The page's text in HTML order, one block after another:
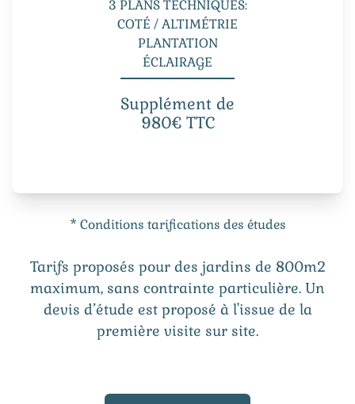
3 PLANS TECHNIQUES:
COTÉ / ALTIMÉTRIE
PLANTATION
ÉCLAIRAGE
Supplément de
980€ TTC
* Conditions tarifications des études
Tarifs proposés pour des jardins de 800m2
maximum, sans contrainte particulière. Un
devis d’étude est proposé à l'issue de la
première visite sur site.